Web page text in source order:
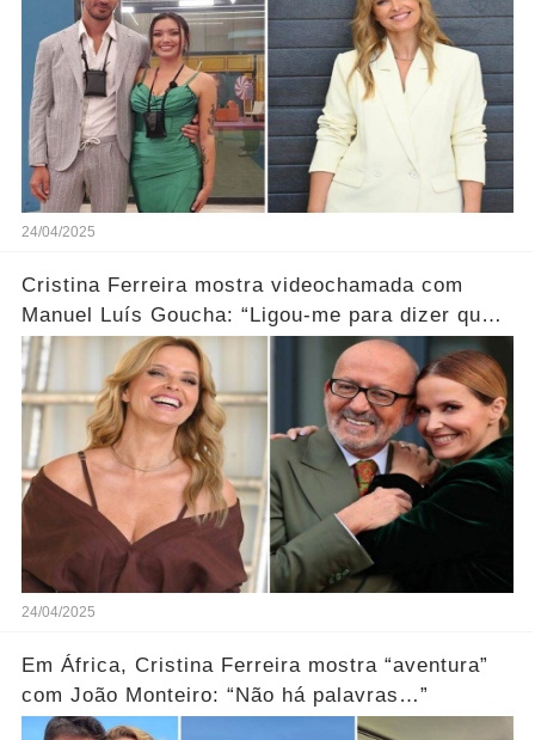
24/04/2025
Cristina Ferreira mostra videochamada com
Manuel Luís Goucha: “Ligou-me para dizer que
estava a roubar gomas…”
24/04/2025
Em África, Cristina Ferreira mostra “aventura”
com João Monteiro: “Não há palavras…”